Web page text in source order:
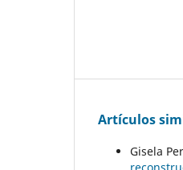
Artículos
Gisela